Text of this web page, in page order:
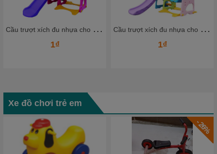
C
ầu trượt xích đu nhựa cho bé CTXDN08_ Dochoikinhbac
1₫
C
ầu trượt xích đu nhựa cho bé CTXDN06_ Dochoikinhbac
1₫
Xe đồ chơi trẻ em
- 26%